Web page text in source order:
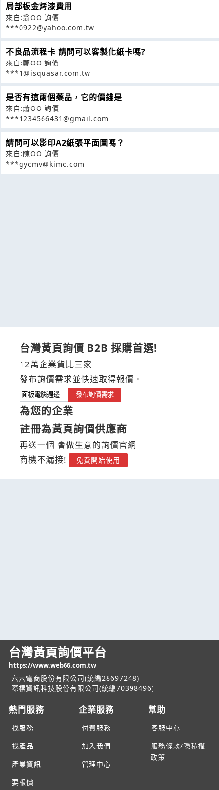
局部板金烤漆費用
來自:翁OO 詢價
***0922@yahoo.com.tw
不良品流程卡 請問可以客製化紙卡嗎?
來自:鄭OO 詢價
***1@isquasar.com.tw
是否有這兩個藥品，它的價錢是
來自:蕭OO 詢價
***1234566431@gmail.com
請問可以影印A2紙張平面圖嗎？
來自:陳OO 詢價
***gycmv@kimo.com
台灣黃頁詢價 B2B 採購首選!
12萬企業貨比三家
發布詢價需求並快速取得報價。
發布詢價需求
為您的企業
註冊為黃頁詢價供應商
再送一個 會做生意的詢價官網
商機不漏接!
免費開始使用
台灣黃頁詢價平台
https://www.web66.com.tw
六六電商股份有限公司(統編28697248)
際標資訊科技股份有限公司(統編70398496)
熱門服務
找服務
找產品
產業資訊
要報價
企業服務
付費服務
加入我們
管理中心
幫助
客服中心
服務條款/隱私權
政策